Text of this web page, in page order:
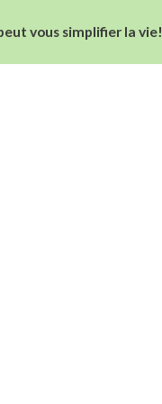
vous simplifier la vie!